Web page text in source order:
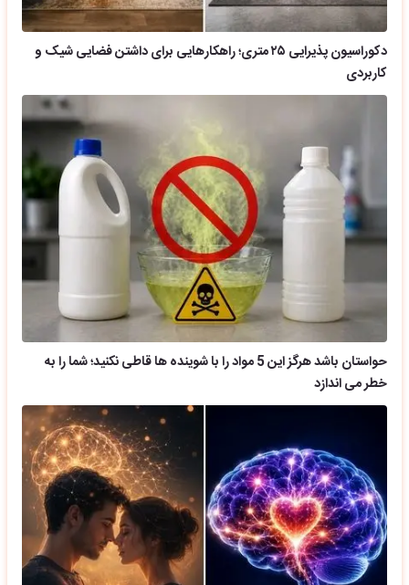
دکوراسیون پذیرایی ۲۵ متری؛ راهکارهایی برای داشتن فضایی شیک و
کاربردی
حواستان باشد هرگز این 5 مواد را با شوینده ها قاطی نکنید؛ شما را به
خطر می اندازد